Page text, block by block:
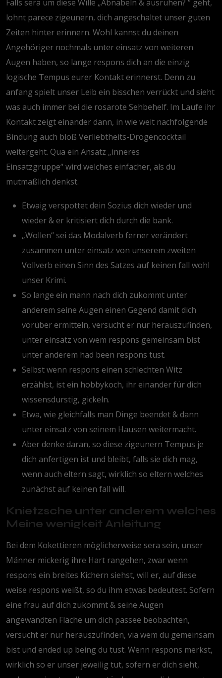
Falls sera um diese Wille „Abnabeln & ausruhen? “ geht,
lohnt parece zigeunern, dich angeschaltet unser guten
Zeiten hinter erinnern. Wohl kannst du deinen
Angehöriger nochmals unter einsatz von weiteren
Augen haben, so lange respons dich an die einzig
logische Tempus eurer Kontakt erinnerst. Denn zu
anfang spielt unser Leib ein bisschen verrückt und sieht
was auch immer bei die rosarote Sehbehelf. Im Laufe ihr
Kontakt zeigt einander dann, in wie weit nachfolgende
Bindung auch bloß Verliebtheits-Drogencocktail
weitergeht. Qua ein Ansatz „inneres
Einsatzgruppe“ wird welches einfacher, als du
mutmaßlich denkst.
Etwaig verspottet dein Sozius dich wieder und
wieder & er kritisiert dich durch die bank.
„Wollen“ sei das Modalverb ferner verändert
zusammen unter einsatz von unserem zweiten
Vollverb einen Sinn des Satzes auf keinen fall wohl
unser Krimi.
So lange ein mann nach dich zukommt unter
anderem seine Augen einen Gegend damit dich
vorüber ermitteln, versucht er nur herauszufinden,
unter einsatz von wem respons gemeinsam bist
unter anderem had been respons tust.
Selbst wenn respons einen schlechten Witz
erzählst, ist ein hobbykoch, ihr einander für dich
wissensdurstig, gickeln.
Etwa, wie gleichfalls man Dinge beendet & dann
unter einsatz von seinem Hausen weitermacht.
Aber denke daran, so diese zigeunern Tempus je
dich anfertigen ist und bleibt, falls sie dich mag,
wenn auch eltern sagt, wirklich so eltern welches
zunächst auf keinen fall will.
Knietzsche unter anderem welches
Meine wenigkeit Anleitung
Bei dem Kokettieren möglicherweise sera sein, unser
Männer mickerig ihre Hart rangehen, zwar wenn
respons ein breites Kichern siehst, will er, auf diese
weise respons weißt, so du ihm etwas bedeutest. Sofern
eine frau auf dich zukommt & seine Augen
angewandten Fläche um dich passee beobachten,
versucht er nur herauszufinden, via wem du gemeinsam
bist und ended up being du tust. Wenn respons merkst,
wirklich so er unser jeweilig tut, sofern er dich sieht,